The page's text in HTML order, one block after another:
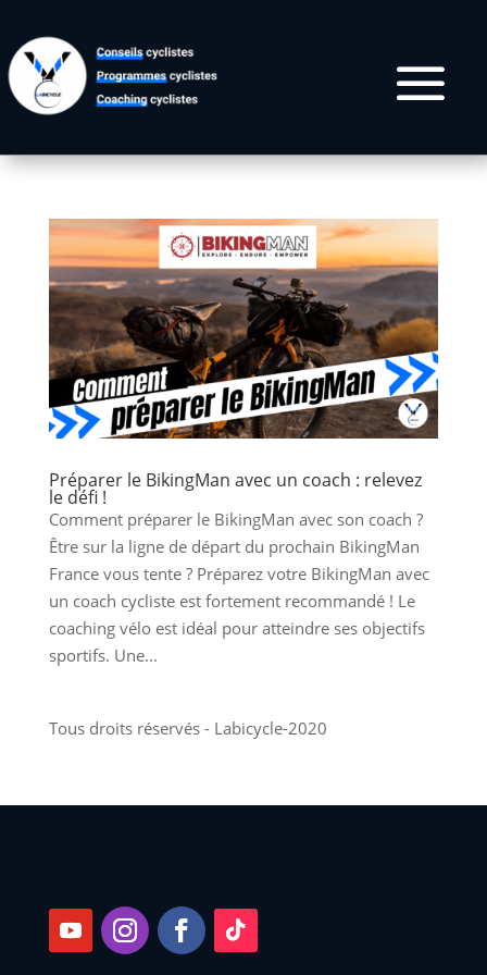
Préparer le BikingMan avec un coach : relevez
le défi !
Comment préparer le BikingMan avec son coach ?
Être sur la ligne de départ du prochain BikingMan
France vous tente ? Préparez votre BikingMan avec
un coach cycliste est fortement recommandé ! Le
coaching vélo est idéal pour atteindre ses objectifs
sportifs. Une...
Tous droits réservés - Labicycle-2020